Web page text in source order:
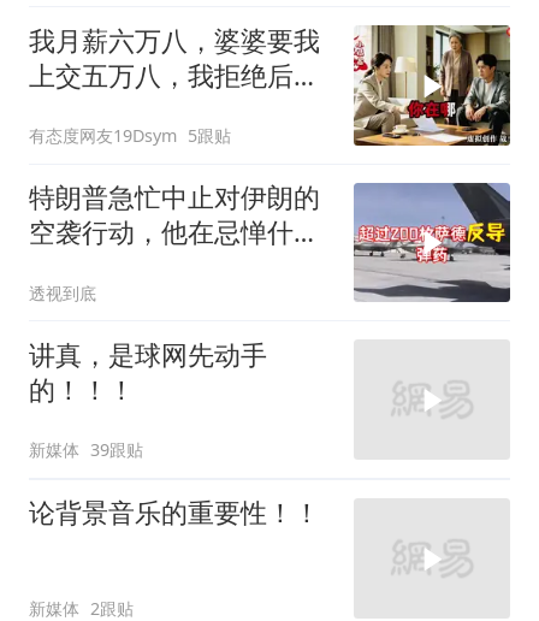
我月薪六万八，婆婆要我
上交五万八，我拒绝后她
离婚
有态度网友19Dsym 5跟贴
特朗普急忙中止对伊朗的
空袭行动，他在忌惮什
透视到底
讲真，是球网先动手
的！！！
新媒体 39跟贴
论背景音乐的重要性！！
新媒体 2跟贴